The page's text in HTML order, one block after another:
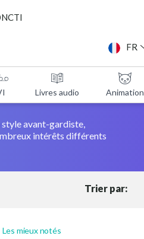
FR
Livres audio Animation
style avant-gardiste,
intérêts différents
Trier par:
Les mieux notés